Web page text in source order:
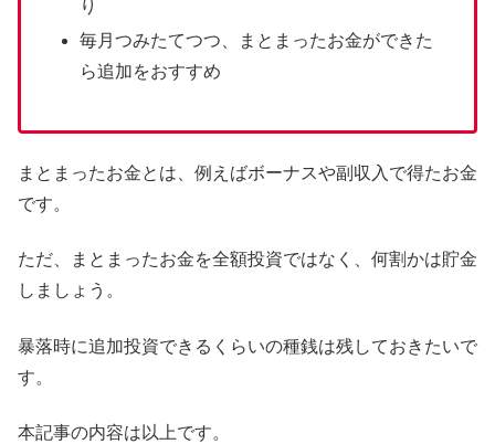
り
毎月つみたてつつ、まとまったお金ができた
ら追加をおすすめ
まとまったお金とは、例えばボーナスや副収入で得たお金
です。
ただ、まとまったお金を全額投資ではなく、何割かは貯金
しましょう。
暴落時に追加投資できるくらいの種銭は残しておきたいで
す。
本記事の内容は以上です。